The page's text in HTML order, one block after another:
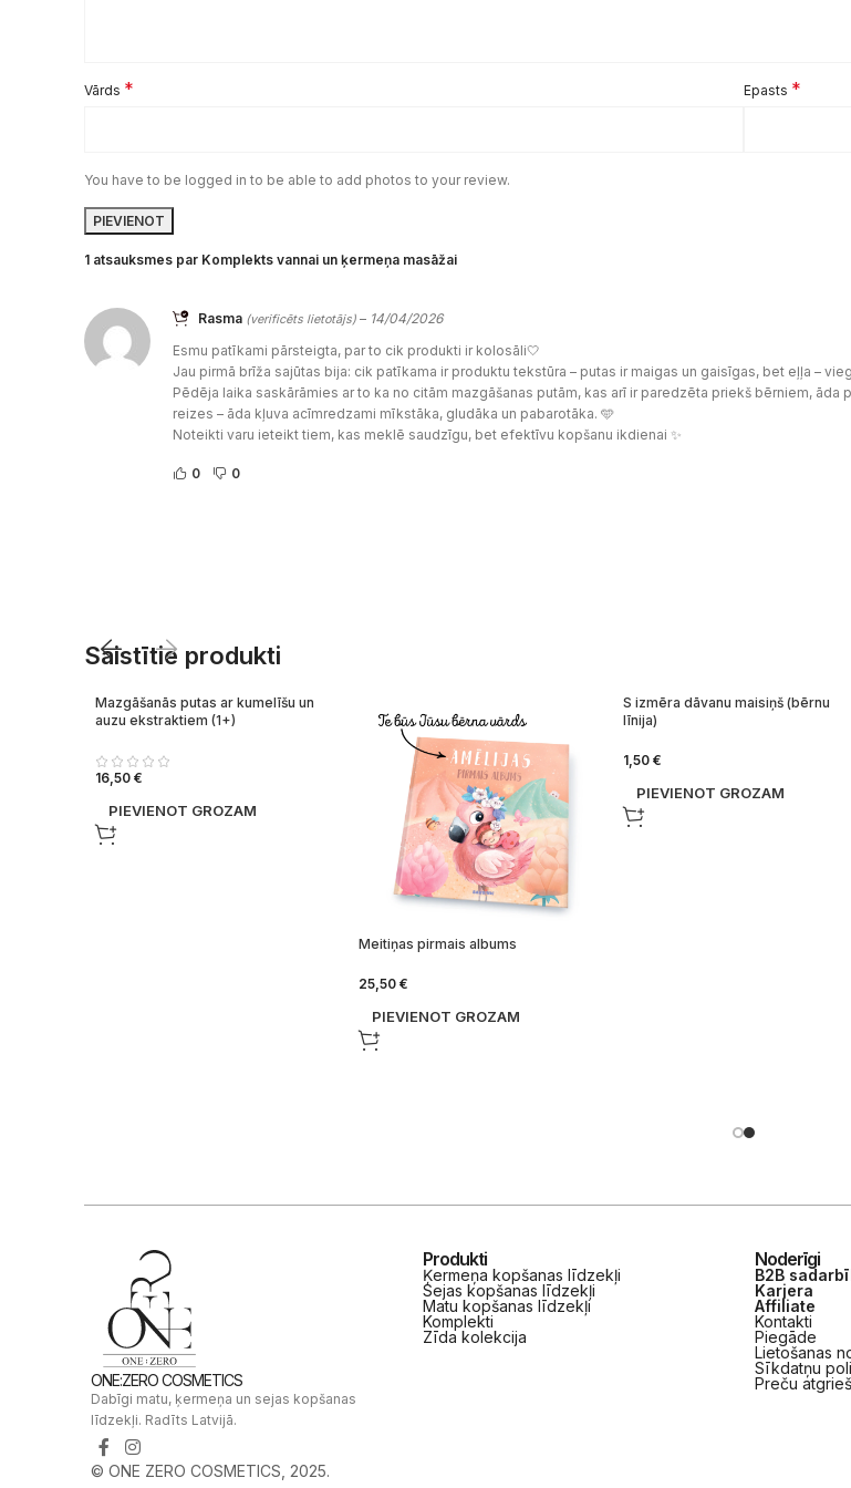
1 atsauksmes par Komplekts vannai un ķermeņa masāžai
Rasma (verificēts lietotājs) – 14/04/2026
Esmu patīkami pārsteigta, par to cik produkti ir kolosāli🤍
Jau pirmā brīža sajūtas bija: cik patīkama ir produktu tekstūra – putas ir maigas un gaisīgas, bet eļļa –
Pēdēja laika saskārāmies ar to ka no citām mazgāšanas putām, kas arī ir paredzēta priekš bērniem,
reizes – āda kļuva acīmredzami mīkstāka, gludāka un pabarotāka. 🩵
Noteikti varu ieteikt tiem, kas meklē saudzīgu, bet efektīvu kopšanu ikdienai ✨
0 0
Vārds * Epasts *
You have to be logged in to be able to add photos to your review.
Saistītie produkti
Mazgāšanās putas ar kumelīšu un
auzu ekstraktiem (1+)
16,50 €
PIEVIENOT GROZAM
Meitiņas pirmais albums
25,50€
PIEVIENOT GROZAM
S izmēra dāvanu maisiņš (bērnu
līnija)
1,50 €
PIEVIENOT GROZAM
ONE:ZERO COSMETICS
Dabīgi matu, ķermeņa un sejas kopšanas
līdzekļi. Radīts Latvijā.
© ONE ZERO COSMETICS, 2025.
Produkti
Ķermeņa kopšanas līdzekļi
Sejas kopšanas līdzekļi
Matu kopšanas līdzekļi
Komplekti
Zīda kolekcija
Noderīgi
B2B
Karjera
Affiliate
Kontakti
Piegāde
Lietošanas
Sīkdatņu
Preču